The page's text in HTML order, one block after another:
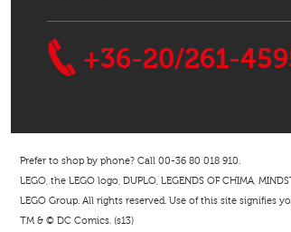
+36-20/261-
Prefer to shop by phone? Call 00-36 80 018 910.
LEGO, the LEGO logo, DUPLO, LEGENDS OF CHIMA,
LEGO Group. All rights reserved. Use of this site signifies
TM & © DC Comics. (s13)